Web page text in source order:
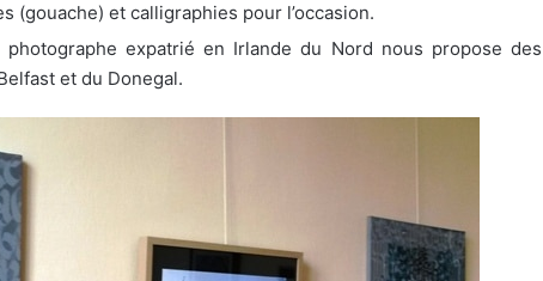
(gouache) et calligraphies pour l’occasion.
expatrié en Irlande du Nord nous propose des
et du Donegal.